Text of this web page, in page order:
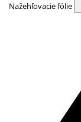
Nažehľovacie fólie